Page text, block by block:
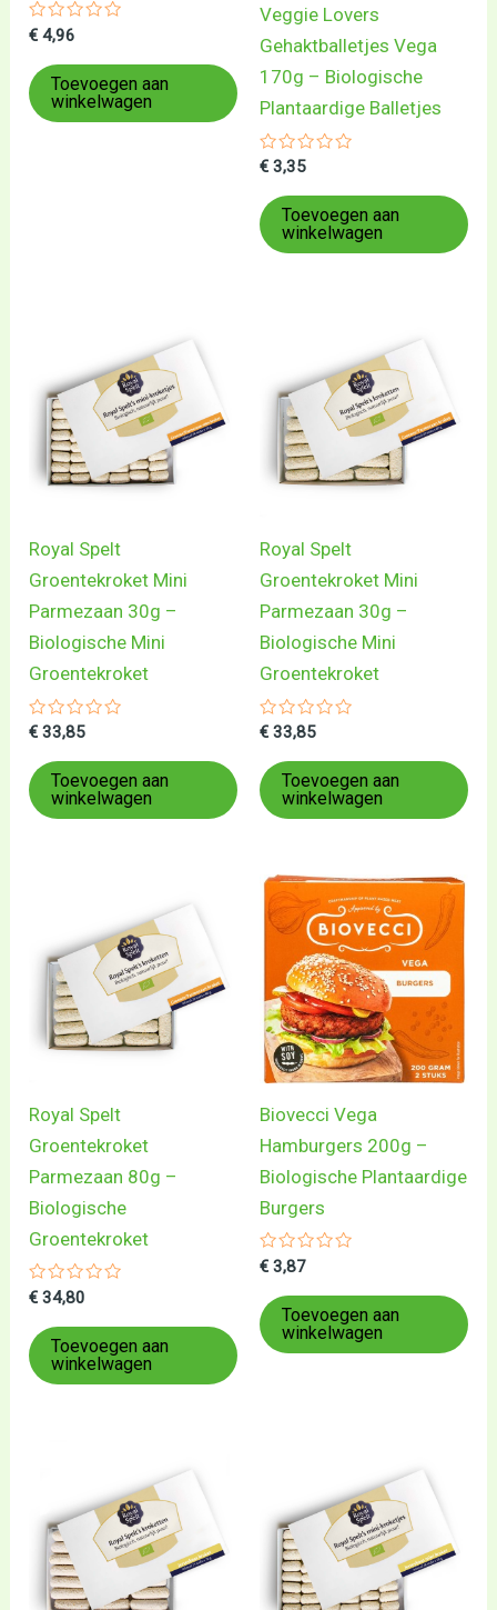
Gewaardeerd
uit
5
€ 4,96
Toevoegen aan
winkelwagen
Veggie Lovers
Gehaktballetjes Vega
170g – Biologische
Plantaardige Balletjes
Gewaardeerd
uit
5
€ 3,35
Toevoegen aan
winkelwagen
Royal Spelt
Groentekroket Mini
Parmezaan 30g –
Biologische Mini
Groentekroket
Gewaardeerd
uit
5
€ 33,85
Toevoegen aan
winkelwagen
Royal Spelt
Groentekroket Mini
Parmezaan 30g –
Biologische Mini
Groentekroket
Gewaardeerd
uit
5
€ 33,85
Toevoegen aan
winkelwagen
Royal Spelt
Groentekroket
Parmezaan 80g –
Biologische
Groentekroket
Gewaardeerd
uit
5
€ 34,80
Toevoegen aan
winkelwagen
Biovecci Vega
Hamburgers 200g –
Biologische Plantaardige
Burgers
Gewaardeerd
uit
5
€ 3,87
Toevoegen aan
winkelwagen